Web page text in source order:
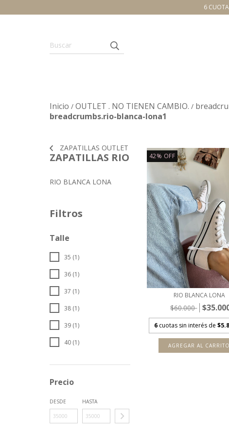
6
Inicio / OUTLET . NO TIENEN CAMBIO. /
breadcrumbs.rio-blanca-lona1
ZAPATILLAS OUTLET
ZAPATILLAS RIO
RIO BLANCA LONA
Filtros
Talle
35 (1)
36 (1)
37 (1)
38 (1)
39 (1)
40 (1)
Precio
DESDE HASTA
42% OFF
RIO BLANCA LONA
$60.000
6 cuotas sin interés de
AGREGAR AL CARRITO